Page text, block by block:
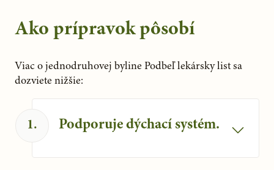
Ako prípravok pôsobí
Viac o jednodruhovej byline Podbeľ lekársky list sa
dozviete nižšie:
1. Podporuje dýchací systém.
Bylina tlmí kašeľ a podporuje